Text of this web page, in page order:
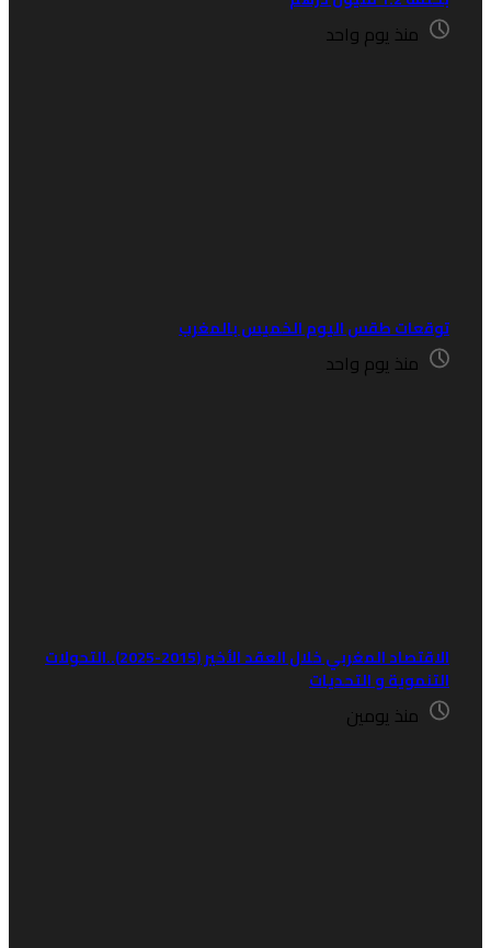
منذ يوم واحد
طقس اليوم الخميس بالمغرب
منذ يوم واحد
الاقتصاد المغربي خلال العقد الأخير (2015-2025)..التحولات
و التحديات
منذ يومين